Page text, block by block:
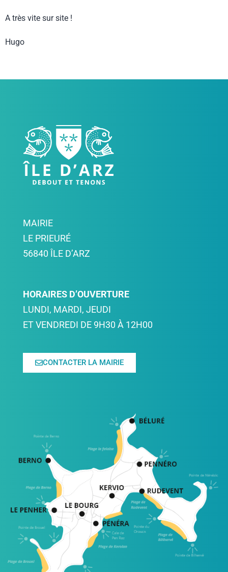
A très vite sur site !
Hugo
MAIRIE
LE PRIEURÉ
56840 ÎLE D’ARZ
HORAIRES D’OUVERTURE
LUNDI, MARDI, JEUDI
ET VENDREDI DE 9H30 À 12H00
CONTACTER LA MAIRIE